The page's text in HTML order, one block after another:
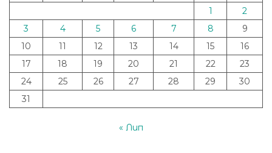
1
2
3
4 5 6 7 8
9
10
11 12 13 14 15
16
17
18 19 20 21 22
23
24
25 26 27 28 29
30
31
« Лип